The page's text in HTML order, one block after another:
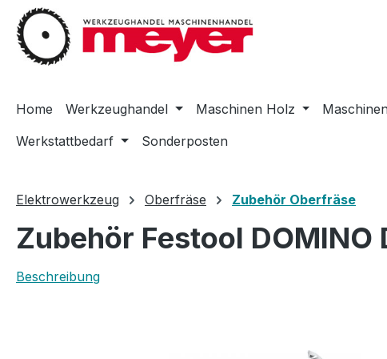
Hauptinhalt springen
Zur Suche springen
Zur Hauptnavigation springen
Home Werkzeughandel Maschinen Holz
Werkstattbedarf
Sonderposten
Elektrowerkzeug Oberfräse Zubehör Oberfräse
Zubehör Festool
Beschreibung